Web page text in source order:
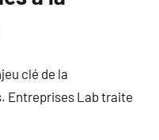
clé de la
Entreprises Lab traite